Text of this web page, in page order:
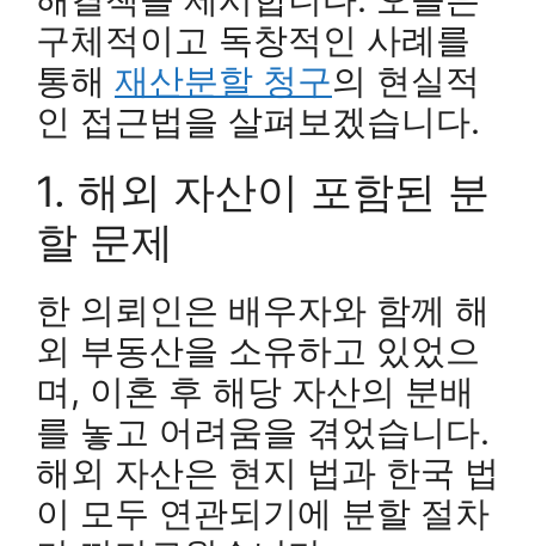
구체적이고 독창적인 사례를
통해 재산분할 청구의 현실적
인 접근법을 살펴보겠습니다.
1. 해외 자산이 포함된 분
할 문제
한 의뢰인은 배우자와 함께 해
외 부동산을 소유하고 있었으
며, 이혼 후 해당 자산의 분배
를 놓고 어려움을 겪었습니다.
해외 자산은 현지 법과 한국 법
이 모두 연관되기에 분할 절차